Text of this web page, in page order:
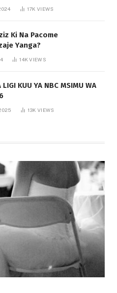
17KVIEWS
Ki Na Pacome
Yanga?
14KVIEWS
LIGI KUU YA NBC MSIMU WA
13KVIEWS